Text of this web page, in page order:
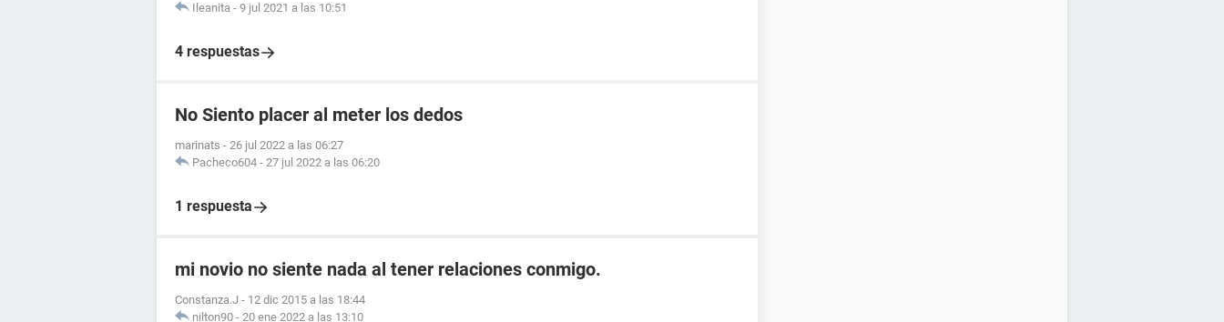
Ileanita - 9 jul 2021 a las 10:51
4 respuestas
No Siento placer al meter los dedos
marinats - 26 jul 2022 a las 06:27
Pacheco604 - 27 jul 2022 a las 06:20
1 respuesta
mi novio no siente nada al tener relaciones conmigo.
Constanza.J - 12 dic 2015 a las 18:44
nilton90 - 20 ene 2022 a las 13:10